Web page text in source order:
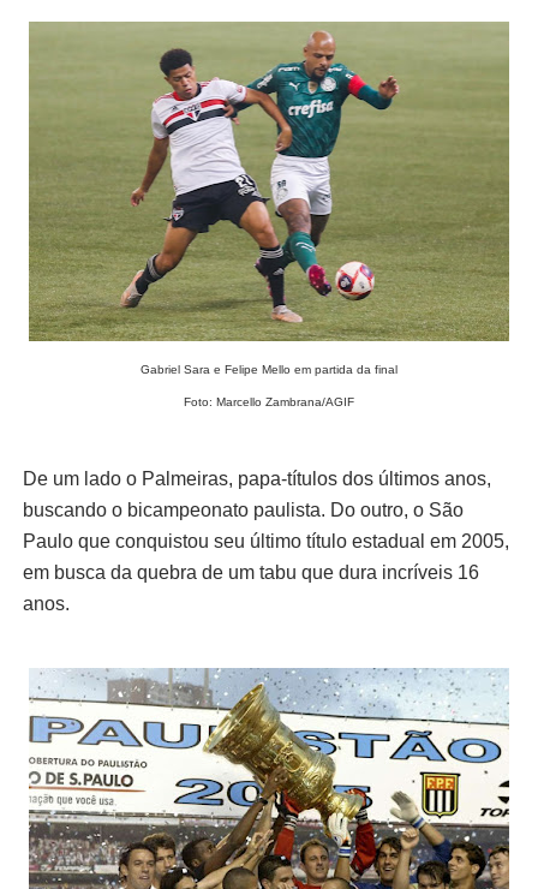
Gabriel Sara e Felipe Mello em partida da final
Foto: Marcello Zambrana/AGIF
De um lado o Palmeiras, papa-títulos dos últimos anos,
buscando o bicampeonato paulista. Do outro, o São
Paulo que conquistou seu último título estadual em 2005,
em busca da quebra de um tabu que dura incríveis 16
anos.